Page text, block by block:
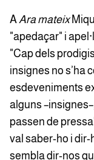
AAra mateix
"apedaçar" i
"Cap dels
insignes no s’ha
esdeveniments
alguns
passen de
val saber-ho i dir-
sembla dir-nos